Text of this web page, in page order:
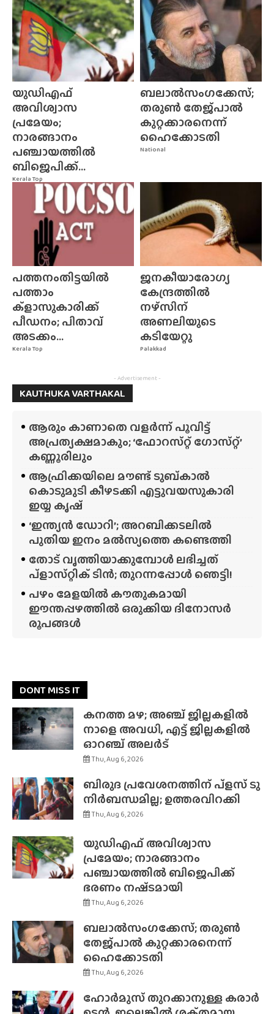
Kerala Top
യുഡിഎഫ്
അവിശ്വാസ
പ്രമേയം;
നാരങ്ങാനം
പഞ്ചായത്തിൽ
ബിജെപിക്ക്...
National
ബലാൽസംഗക്കേസ്;
തരുൺ തേജ്‌പാൽ
കുറ്റക്കാരനെന്ന്
ഹൈക്കോടതി
Kerala Top
പത്തനംതിട്ടയിൽ
പത്താം
ക്ളാസുകാരിക്ക്
പീഡനം; പിതാവ്
അടക്കം...
Palakkad
ജനകീയാരോഗ്യ
കേന്ദ്രത്തിൽ
നഴ്‌സിന്‌
അണലിയുടെ
കടിയേറ്റു
- Advertisement -
KAUTHUKA VARTHAKAL
ആരും കാണാതെ വളർന്ന് പൂവിട്ട്
അപ്രത്യക്ഷമാകും; ‘ഫോറസ്‌റ്റ്‌ ഗോസ്‌റ്റ്’
കണ്ണൂരിലും
ആഫ്രിക്കയിലെ മൗണ്ട് ടുബ്‌കാൽ
കൊടുമുടി കീഴടക്കി എട്ടുവയസുകാരി
ഇയ്യ കൃഷ്
‘ഇന്ത്യൻ ഡോറി’; അറബിക്കടലിൽ
പുതിയ ഇനം മൽസ്യത്തെ കണ്ടെത്തി
തോട് വൃത്തിയാക്കുമ്പോൾ ലഭിച്ചത്
പ്‌ളാസ്‌റ്റിക് ടിൻ; തുറന്നപ്പോൾ ഞെട്ടി!
പഴം മേളയിൽ കൗതുകമായി
ഈന്തപ്പഴത്തിൽ ഒരുക്കിയ ദിനോസർ
രൂപങ്ങൾ
DONT MISS IT
കനത്ത മഴ; അഞ്ച് ജില്ലകളിൽ
നാളെ അവധി, എട്ട് ജില്ലകളിൽ
ഓറഞ്ച് അലർട്
Thu, Aug 6, 2026
ബിരുദ പ്രവേശനത്തിന് പ്ളസ് ടു
നിർബന്ധമില്ല; ഉത്തരവിറക്കി
Thu, Aug 6, 2026
യുഡിഎഫ് അവിശ്വാസ
പ്രമേയം; നാരങ്ങാനം
പഞ്ചായത്തിൽ ബിജെപിക്ക്
ഭരണം നഷ്‌ടമായി
Thu, Aug 6, 2026
ബലാൽസംഗക്കേസ്; തരുൺ
തേജ്‌പാൽ കുറ്റക്കാരനെന്ന്
ഹൈക്കോടതി
Thu, Aug 6, 2026
ഹോർമുസ് തുറക്കാനുള്ള കരാർ